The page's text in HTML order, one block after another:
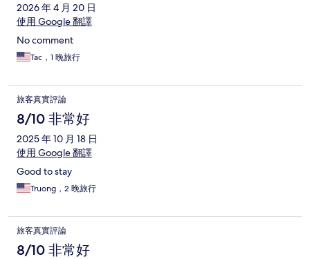
2026 年 4 月 20 日
使用 Google 翻譯
No comment
Tac，1 晚旅行
旅客真實評論
8/10 非常好
2025 年 10 月 18 日
使用 Google 翻譯
Good to stay
Truong，2 晚旅行
旅客真實評論
8/10 非常好